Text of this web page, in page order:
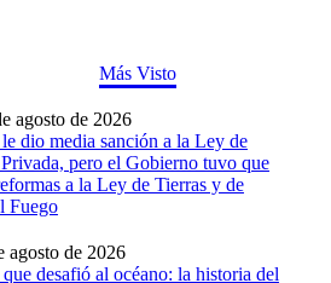
Más Visto
agosto de 2026
dio media sanción a la Ley de
pero el Gobierno tuvo que
a la Ley de Tierras y de
Fuego
agosto de 2026
desafió al océano: la historia del